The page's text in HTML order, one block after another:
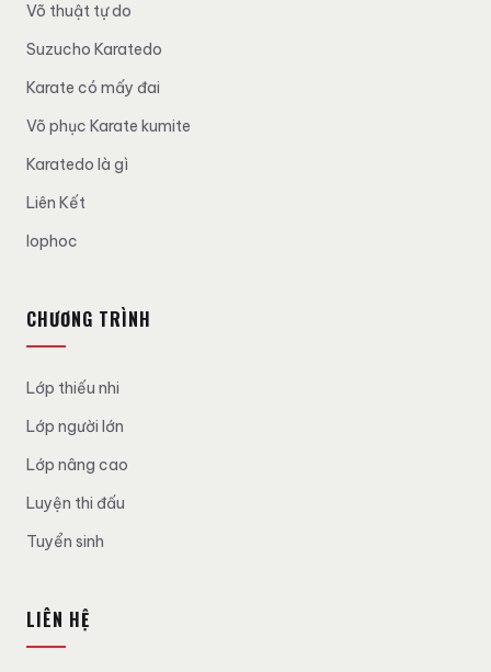
Võ thuật tự do
Suzucho Karatedo
Karate có mấy đai
Võ phục Karate kumite
Karatedo là gì
Liên Kết
lophoc
CHƯƠNG TRÌNH
Lớp thiếu nhi
Lớp người lớn
Lớp nâng cao
Luyện thi đấu
Tuyển sinh
LIÊN HỆ